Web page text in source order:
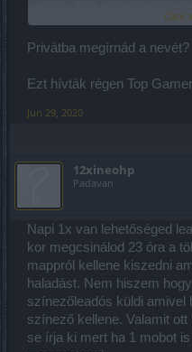
tagságokat, akár bevezetni
jól jönne, netán az eventek
Meguntam, még tudnám
kapzsiságuk miatt..
Click
Privátba megírnád a nevét?
Ezt hívták régen Top
Jun 29, 2020
12xineohp
Padavan
Napi 1x van lehetőséged
kor megcsinálod 23 óra a
mappról kellene kiszedni
haladást. Nem hiszem
színezőleadós küldi amivel
színező kellene. Valamit
se írja ki mert ha 1 mobot